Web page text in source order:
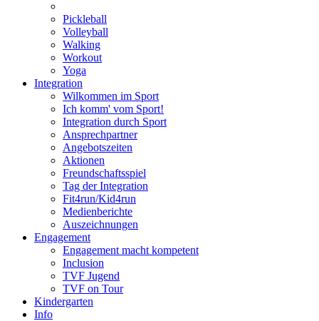
Pickleball
Volleyball
Walking
Workout
Yoga
Integration
Wilkommen im Sport
Ich komm' vom Sport!
Integration durch Sport
Ansprechpartner
Angebotszeiten
Aktionen
Freundschaftsspiel
Tag der Integration
Fit4run/Kid4run
Medienberichte
Auszeichnungen
Engagement
Engagement macht kompetent
Inclusion
TVF Jugend
TVF on Tour
Kindergarten
Info